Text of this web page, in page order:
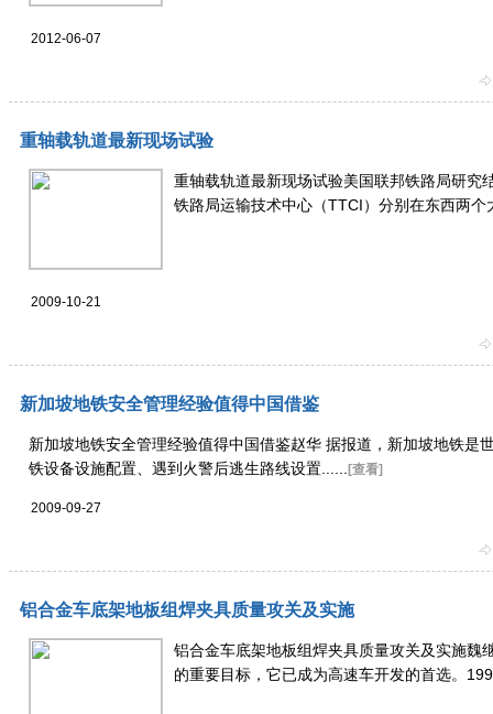
2012-06-07
重轴载轨道最新现场试验
重轴载轨道最新现场试验美国联邦铁路局研究
铁路局运输技术中心（TTCI）分别在东西两个
2009-10-21
新加坡地铁安全管理经验值得中国借鉴
新加坡地铁安全管理经验值得中国借鉴赵华 据报道，新加坡地铁是
铁设备设施配置、遇到火警后逃生路线设置......
[查看]
2009-09-27
铝合金车底架地板组焊夹具质量攻关及实施
铝合金车底架地板组焊夹具质量攻关及实施魏
的重要目标，它已成为高速车开发的首选。